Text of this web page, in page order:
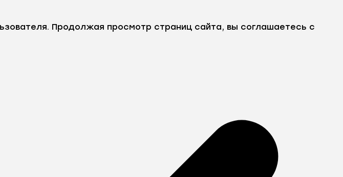
Продолжая просмотр страниц сайта, вы соглашаетесь с